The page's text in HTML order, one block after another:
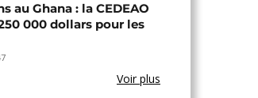
au Ghana : la CEDEAO
000 dollars pour les
Voir plus